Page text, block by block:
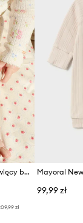
Konges Sløjd pajacyk niemowlęcy bawełniany MINNIE ONESIE GOTS
zł
99,99 zł